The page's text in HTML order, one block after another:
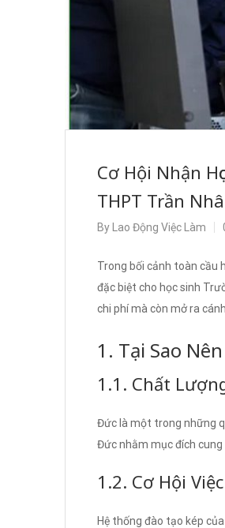
Cơ Hội Nhận
THPT Trần
By Lao Động Việc Làm
Trong bối cảnh toàn cầu
đặc biệt cho học sinh
chi phí mà còn mở ra
1. Tại Sao
1.1. Chất
Đức là một trong những
Đức nhằm mục đích cung
1.2. Cơ Hội
Hệ thống đào tạo kép